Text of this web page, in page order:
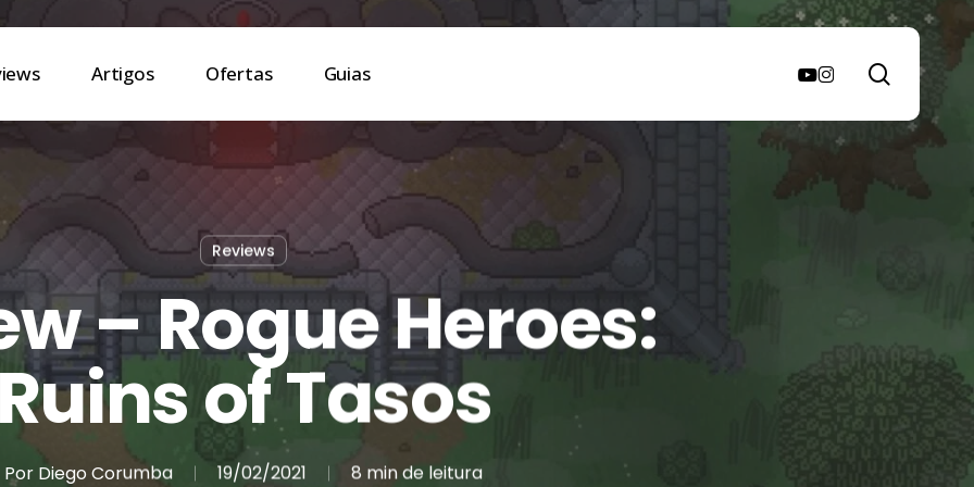
Artigos Ofertas Guias search
youtube
instagram
Reviews
– Rogue Heroes:
Ruins of Tasos
Por Diego Corumba 19/02/2021 8 min de leitura